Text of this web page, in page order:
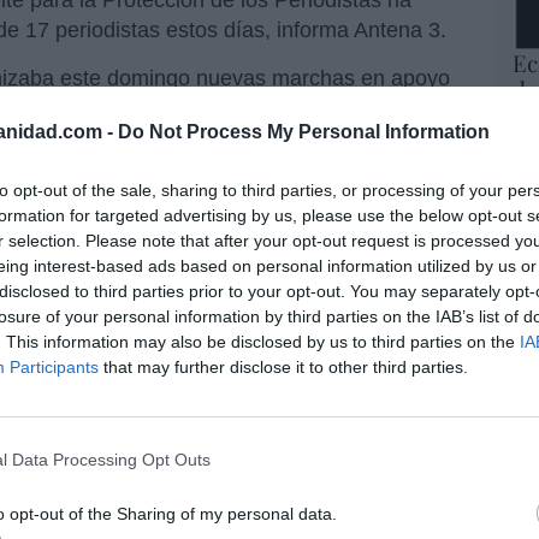
- Do Not Process My Personal Information
opt-out of the sale, sharing to third parties, or processing of your
for targeted advertising by us, please use the below opt-out
selection. Please note that after your opt-out request is processed
interest-based ads based on personal information utilized by us
to third parties prior to your opt-out. You may separately
of your personal information by third parties on the IAB’s list of
This information may also be disclosed by us to third parties on the
Participants that may further disclose it to other third parties.
Data Processing Opt Outs
opt-out of the Sharing of my personal data.
17 periodistas estos días, informa Antena 3.
este domingo nuevas marchas en apoyo
que ya hiciera el viernes, cuando miles de
islámico y en oposición a las protestas
República Islámica.
este artículo?
destacado de Hispanidad
legales
y